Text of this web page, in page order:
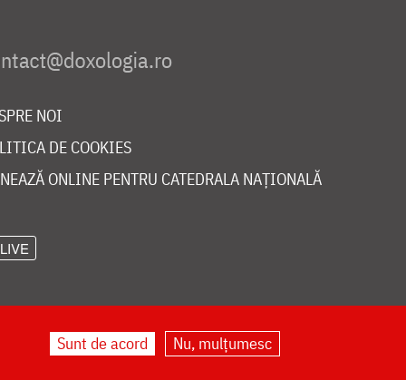
NOI
DE COOKIES
ONLINE PENTRU CATEDRALA NAȚIONALĂ
LIVE
Sunt de acord Nu, mulțumesc